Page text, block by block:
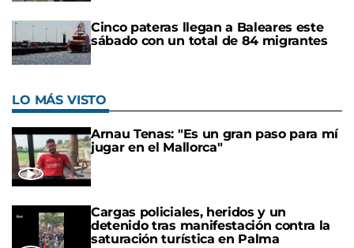
Cinco pateras llegan a Baleares este
sábado con un total de 84 migrantes
LO MÁS VISTO
Arnau Tenas: "Es un gran paso para mí
jugar en el Mallorca"
Cargas policiales, heridos y un
detenido tras manifestación contra la
saturación turística en Palma